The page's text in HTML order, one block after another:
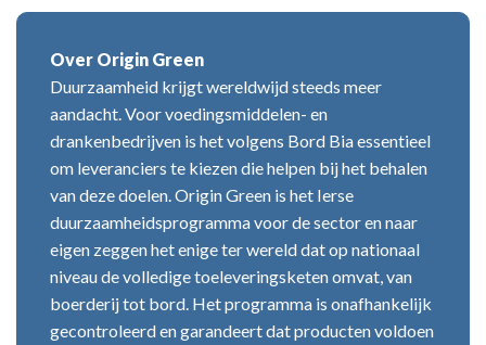
Over Origin Green
Duurzaamheid krijgt wereldwijd steeds meer
aandacht. Voor voedingsmiddelen- en
drankenbedrijven is het volgens Bord Bia essentieel
om leveranciers te kiezen die helpen bij het behalen
van deze doelen. Origin Green is het Ierse
duurzaamheidsprogramma voor de sector en naar
eigen zeggen het enige ter wereld dat op nationaal
niveau de volledige toeleveringsketen omvat, van
boerderij tot bord. Het programma is onafhankelijk
gecontroleerd en garandeert dat producten voldoen